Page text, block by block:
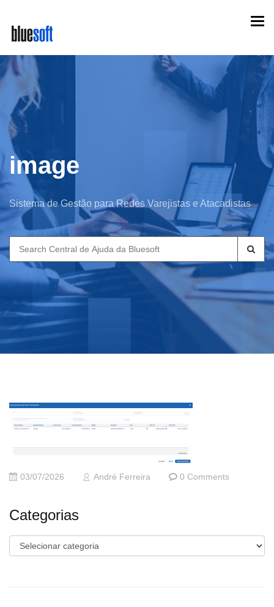
main
content
image
Sistema de Gestão para Redes Varejistas e Atacadistas
Search
for:
03/07/2026 André Ferreira 0 Comments
Categorias
Categorias